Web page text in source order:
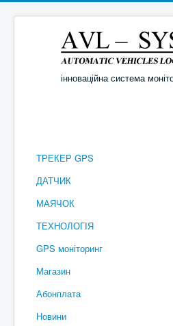
інноваційна система
ТРЕКЕР GPS
ДАТЧИК
МАЯЧОК
ТЕХНОЛОГІЯ
GPS моніторинг
Магазин
Абонплата
Новини